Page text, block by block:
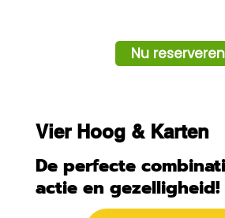
Nu reserveren
Vier Hoog & Karten
De perfecte
actie en gezelligheid!